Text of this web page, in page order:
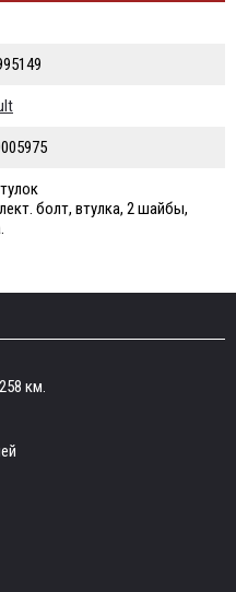
болт, втулка, 2 шайбы,
км.